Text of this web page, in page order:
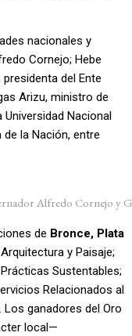
nacionales y
Cornejo; Hebe
del Ente
Arizu, ministro de
Nacional
la Nación, entre
Alfredo Cornejo y
de Bronce, Plata
y Paisaje;
Sustentables;
Relacionados al
ganadores del Oro
local—